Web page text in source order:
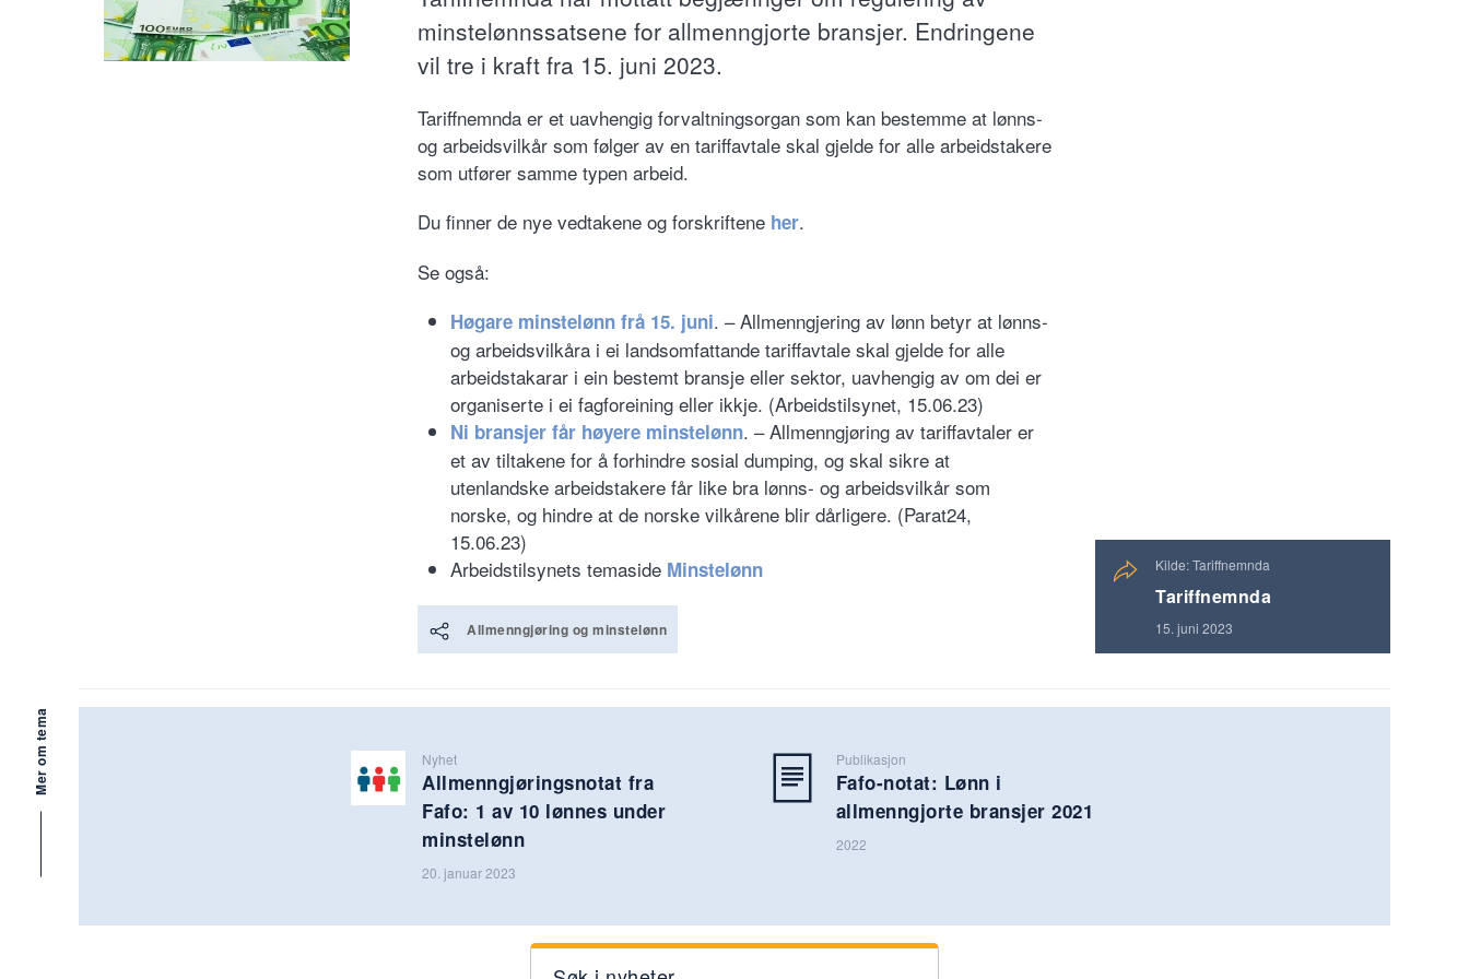
minstelønnssatsene for allmenngjorte bransjer. Endringene
vil tre i kraft fra 15. juni 2023.
Tariffnemnda er et uavhengig forvaltningsorgan som kan bestemme at lønns-
og arbeidsvilkår som følger av en tariffavtale skal gjelde for alle arbeidstakere
som utfører samme typen arbeid.
Du finner de nye vedtakene og forskriftene her.
Se også:
Høgare minstelønn frå 15. juni. – Allmenngjering av lønn betyr at lønns-
og arbeidsvilkåra i ei landsomfattande tariffavtale skal gjelde for alle
arbeidstakarar i ein bestemt bransje eller sektor, uavhengig av om dei er
organiserte i ei fagforeining eller ikkje. (Arbeidstilsynet, 15.06.23)
Ni bransjer får høyere minstelønn. – Allmenngjøring av tariffavtaler er
et av tiltakene for å forhindre sosial dumping, og skal sikre at
utenlandske arbeidstakere får like bra lønns- og arbeidsvilkår som
norske, og hindre at de norske vilkårene blir dårligere. (Parat24,
15.06.23)
Arbeidstilsynets temaside Minstelønn
Allmenngjøring og minstelønn
Kilde: Tariffnemnda
Tariffnemnda
15. juni 2023
Nyhet
Allmenngjøringsnotat fra
Fafo: 1 av 10 lønnes under
minstelønn
20. januar 2023
Publikasjon
Fafo-notat: Lønn i
allmenngjorte bransjer 2021
2022
Mer om tema